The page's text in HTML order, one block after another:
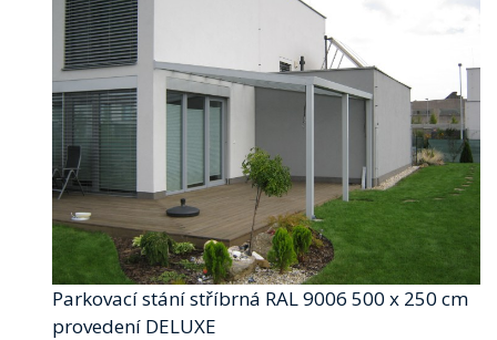
Parkovací stání stříbrná RAL 9006 500 x 250 cm
provedení DELUXE